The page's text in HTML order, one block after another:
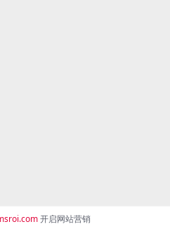
开启网站营销